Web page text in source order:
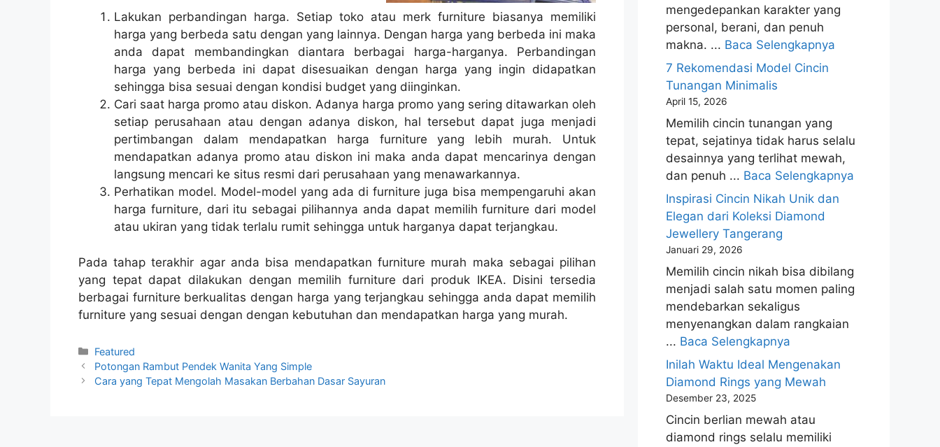
Lakukan perbandingan harga. Setiap toko atau merk furniture biasanya memiliki
harga yang berbeda satu dengan yang lainnya. Dengan harga yang berbeda ini maka
anda dapat membandingkan diantara berbagai harga-harganya. Perbandingan
harga yang berbeda ini dapat disesuaikan dengan harga yang ingin didapatkan
sehingga bisa sesuai dengan kondisi budget yang diinginkan.
Cari saat harga promo atau diskon. Adanya harga promo yang sering ditawarkan oleh
setiap perusahaan atau dengan adanya diskon, hal tersebut dapat juga menjadi
pertimbangan dalam mendapatkan harga furniture yang lebih murah. Untuk
mendapatkan adanya promo atau diskon ini maka anda dapat mencarinya dengan
langsung mencari ke situs resmi dari perusahaan yang menawarkannya.
Perhatikan model. Model-model yang ada di furniture juga bisa mempengaruhi akan
harga furniture, dari itu sebagai pilihannya anda dapat memilih furniture dari model
atau ukiran yang tidak terlalu rumit sehingga untuk harganya dapat terjangkau.
Pada tahap terakhir agar anda bisa mendapatkan furniture murah maka sebagai pilihan
yang tepat dapat dilakukan dengan memilih furniture dari produk IKEA. Disini tersedia
berbagai furniture berkualitas dengan harga yang terjangkau sehingga anda dapat memilih
furniture yang sesuai dengan dengan kebutuhan dan mendapatkan harga yang murah.
Kategori
Featured
Potongan Rambut Pendek Wanita Yang Simple
Cara yang Tepat Mengolah Masakan Berbahan Dasar Sayuran
mengedepankan karakter yang
personal, berani, dan penuh
makna. ... Baca Selengkapnya
7 Rekomendasi Model Cincin
Tunangan Minimalis
April 15, 2026
Memilih cincin tunangan yang
tepat, sejatinya tidak harus selalu
desainnya yang terlihat mewah,
dan penuh ... Baca Selengkapnya
Inspirasi Cincin Nikah Unik dan
Elegan dari Koleksi Diamond
Jewellery Tangerang
Januari 29, 2026
Memilih cincin nikah bisa dibilang
menjadi salah satu momen paling
mendebarkan sekaligus
menyenangkan dalam rangkaian
... Baca Selengkapnya
Inilah Waktu Ideal Mengenakan
Diamond Rings yang Mewah
Desember 23, 2025
Cincin berlian mewah atau
diamond rings selalu memiliki